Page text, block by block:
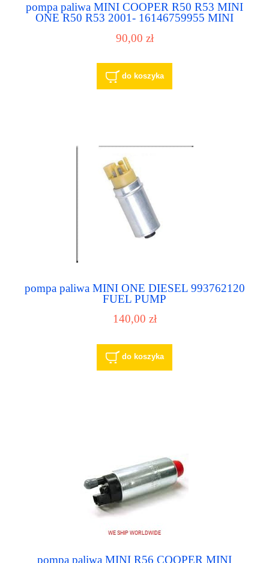
pompa paliwa MINI COOPER R50 R53 MINI
ONE R50 R53 2001- 16146759955 MINI
90,00 zł
do koszyka
pompa paliwa MINI ONE DIESEL 993762120
FUEL PUMP
140,00 zł
do koszyka
pompa paliwa MINI R56 COOPER MINI